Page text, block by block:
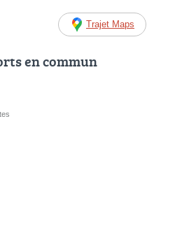
Trajet Maps
en commun